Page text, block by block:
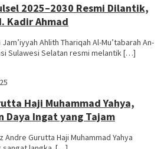
2025–2030 Resmi Dilantik,
Kadir Ahmad
Ahlith Thariqah Al-Mu’tabarah An-
Sulawesi Selatan resmi melantik […]
Haji Muhammad Yahya,
Daya Ingat yang Tajam
Andre Gurutta Haji Muhammad Yahya